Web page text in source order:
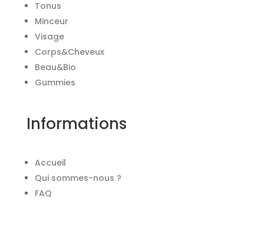
Tonus
Minceur
Visage
Corps&Cheveux
Beau&Bio
Gummies
Informations
Accueil
Qui sommes-nous ?
FAQ